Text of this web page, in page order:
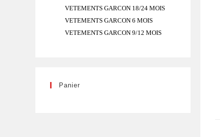
VETEMENTS GARCON 18/24 MOIS
VETEMENTS GARCON 6 MOIS
VETEMENTS GARCON 9/12 MOIS
Panier